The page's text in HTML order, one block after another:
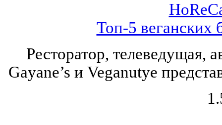
Топ-5 веганских
Ресторатор, телеведущая,
Gayane’s и Veganutye